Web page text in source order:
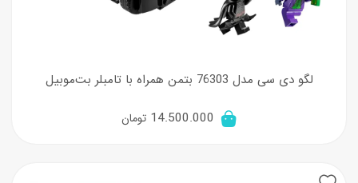
لگو دی سی مدل 76303 بتمن همراه با تامبلر بت‌موبیل
14.500.000 تومان